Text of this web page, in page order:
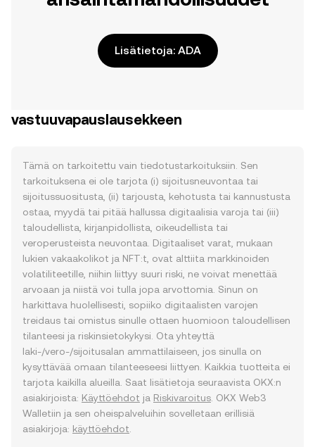
Lisätietoja: ADA
vastuuvapauslausekkeen
Tämä on tarkoitettu vain tiedotustarkoituksiin. Sen
tarkoituksena ei ole tarjota (i) sijoitusneuvontaa tai
sijoitussuositusta, (ii) tarjousta, kehotusta tai kannustusta
ostaa, myydä tai pitää hallussa digitaalisia varoja tai (iii)
taloudellista, kirjanpidollista, oikeudellista tai
veroperusteista neuvontaa. Digitaaliset varat, mukaan
lukien vakaakolikot ja NFT:t, ovat alttiita markkinoiden
volatiliteetille, niihin liittyy suuri riski, ne voivat menettää
arvoaan ja niistä voi tulla jopa arvottomia. Sinun on
harkittava huolellisesti, sopiiko digitaalisten varojen
treidaus tai omistus sinulle ottaen huomioon taloudellisen
tilanteesi ja riskinsietokykysi. Ota yhteyttä
laki-/vero-/sijoitusalan ammattilaiseen, jos sinulla on
kysyttävää omaan tilanteeseesi liittyen. Kaikkia tuotteita ei
tarjota kaikilla alueilla. Saat lisätietoja seuraavista OKX:n
asiakirjoista: Käyttöehdot ja Riskivaroitus . OKX Web3
Walletiin ja sen oheispalveluihin sovelletaan erillisiä
asiakirjoja: käyttöehdot